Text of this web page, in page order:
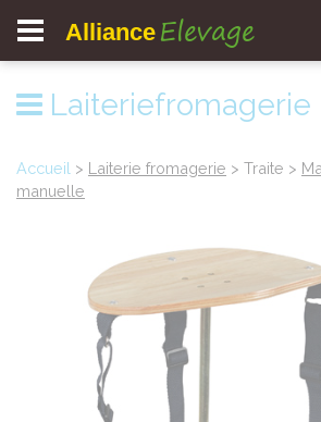
Alliance Elevage
Laiteriefromagerie
Accueil > Laiterie fromagerie > Traite >
manuelle